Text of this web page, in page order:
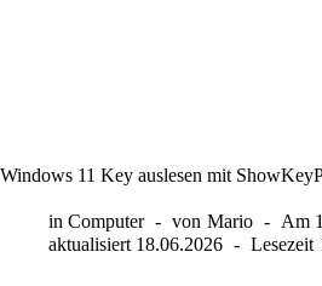
Windows 11 Key auslesen mit
in Computer von Mario Am
aktualisiert 18.06.2026 Lesezeit